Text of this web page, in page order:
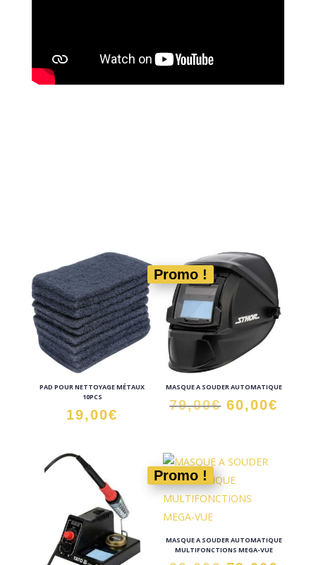
PAD POUR NETTOYAGE MÉTAUX
10PCS
19,00€
Promo !
MASQUE A SOUDER AUTOMATIQUE
79,00€ Le
était :
79,00€.
60,00€
Promo !
MASQUE A SOUDER AUTOMATIQUE
MULTIFONCTIONS MEGA-VUE